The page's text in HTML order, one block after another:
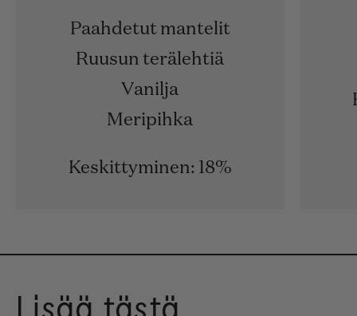
Paahdetut mantelit
Ruusun terälehtiä
Vanilja
Meripihka
Keskittyminen: 18%
Lisää tästä